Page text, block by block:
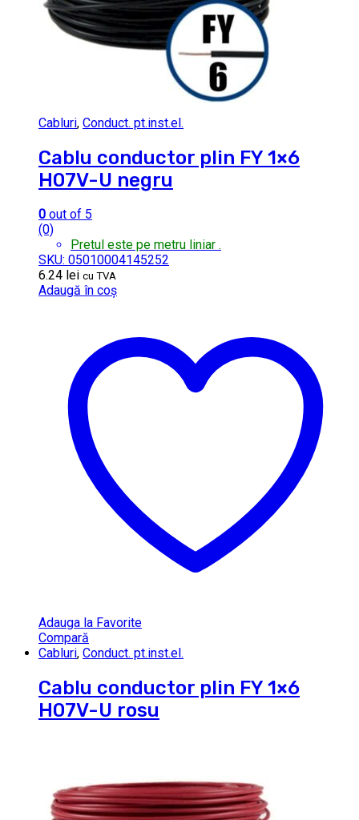
Cabluri, Conduct. pt.inst.el.
Cablu conductor plin FY 1×6
H07V-U negru
0 out of 5
(0)
Pretul este pe metru liniar .
SKU: 05010004145252
6.24 lei cu TVA
Adaugă în coș
Adauga la Favorite
Compară
Cabluri, Conduct. pt.inst.el.
Cablu conductor plin FY 1×6
H07V-U rosu